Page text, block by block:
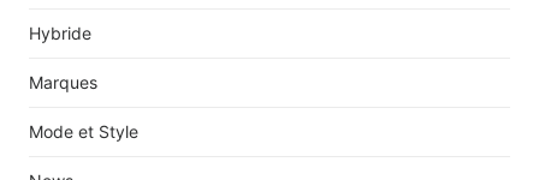
Hybride
Marques
Mode et Style